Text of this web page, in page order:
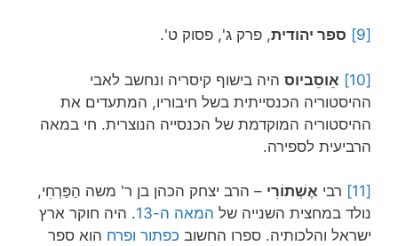
[9] ספר יהודית, פרק ג', פסוק ט'.
[10] אֵוסֵביוס היה בישוף קיסריה ונחשב לאבי
ההיסטוריה הכנסייתית בשל חיבוריו, המתעדים את
ההיסטוריה המוקדמת של הכנסייה הנוצרית. חי במאה
הרביעית לספירה.
[11] רבי אֶשְׁתוֹרִי – הרב יצחק הכהן בן ר' משה הַפַּרְחִי,
נולד במחצית השנייה של המאה ה-13
. היה חוקר ארץ
ישראל והלכותיה. ספרו החשוב כפתור ופרח הוא ספר